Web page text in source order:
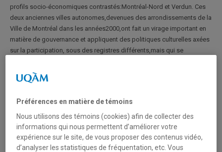
profils socio-économiques contrastés:Montréal-Nord et Verdun. Ces
deux anciennes villes autonomes,devenues des arrondissements de la
Ville de Montréal dans les années2000,ont fait un virage important en
matière de gouvernance et appliquent des politiques culturelles axées
sur la participation, sous des registres différents,mais qui se
des approches de la créativité et de la culture visant à créer des milieux
socialement équitables. Les exemples étudiés ouvrent vers une
sociale.
Cliquer ici pouraccéder à l'article en ligne.
Préférences en matière de témoins
Nous utilisons des témoins (cookies) afin de collecter des
informations qui nous permettent d’améliorer votre
expérience sur le site, de vous proposer des contenus vidéo,
d’analyser les statistiques de fréquentation, etc. Vous